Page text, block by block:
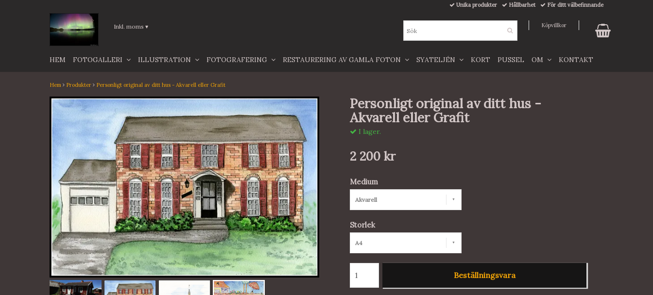
Hem Produkter Personligt original av ditt hus - Akvarell eller Grafit
Personligt original av ditt hus -
Akvarell eller Grafit
I lager.
2 200 kr
Medium
Akvarell
Storlek
A4
Beställningsvara
Inkl. moms▾
Unika produkter Hållbarhet För ditt välbefinnande
Köpvillkor
HEM FOTOGALLERI ILLUSTRATION FOTOGRAFERING RESTAURERING AV GAMLA FOTON SYATELJÉN KORT PUSSEL OM KONTAKT